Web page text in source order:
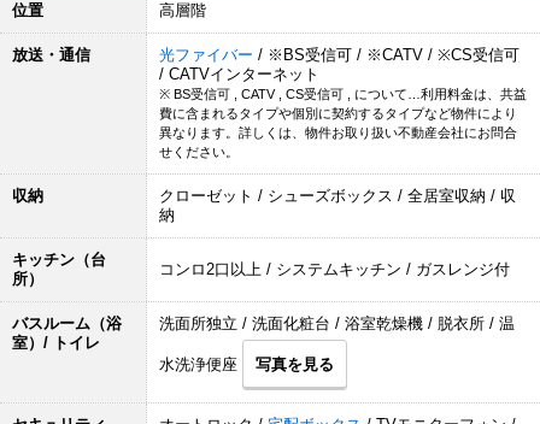
位置 高層階
放送・通信 光ファイバー / ※BS受信可 / ※CATV / ※CS受信可
/ CATVインターネット
※ BS受信可 , CATV , CS受信可 , について…利用料金は、共益
費に含まれるタイプや個別に契約するタイプなど物件により
異なります。詳しくは、物件お取り扱い不動産会社にお問合
せください。
収納
クローゼット / シューズボックス / 全居室収納 / 収
納
キッチン（台
所）
コンロ2口以上 / システムキッチン / ガスレンジ付
バスルーム（浴
室）/ トイレ
洗面所独立 / 洗面化粧台 / 浴室乾燥機 / 脱衣所 / 温
水洗浄便座 写真を見る